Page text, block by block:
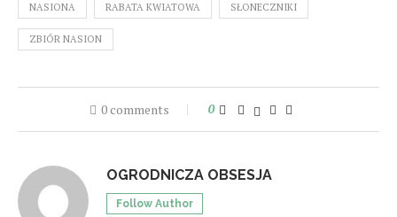
NASIONA RABATA KWIATOWA SŁONECZNIKI
ZBIÓR NASION
0 comments 0
OGRODNICZA OBSESJA
Follow Author